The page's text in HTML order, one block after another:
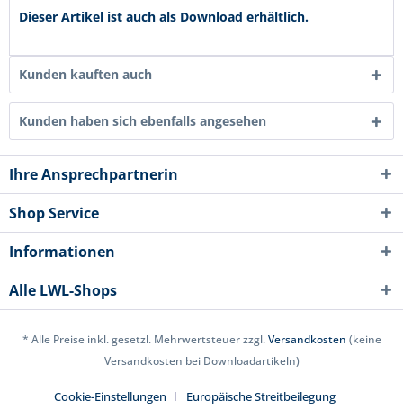
Dieser Artikel ist auch als Download erhältlich.
Kunden kauften auch
Kunden haben sich ebenfalls angesehen
Ihre Ansprechpartnerin
Shop Service
Informationen
Alle LWL-Shops
* Alle Preise inkl. gesetzl. Mehrwertsteuer zzgl.Versandkosten (keine
Versandkosten bei Downloadartikeln)
Cookie-Einstellungen
Europäische Streitbeilegung